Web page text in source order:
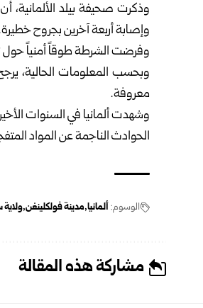
وذكرت صحيفة بيلد الألمانية،
وإصابة أربعة آخرين بجروح
وفرضت الشرطة طوقاً أمنياً حول
وبحسب المعلومات الحالية،
معروفة.
وشهدت ألمانيا في السنوات
الحوادث الناجمة عن المواد
الوسوم: ألمانيا مدينة فولكلينغن ولاية
مشاركة هذه المقالة